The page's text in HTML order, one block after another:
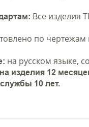
Все изделия
по чертежам
на русском языке,
изделия 12
10 лет.